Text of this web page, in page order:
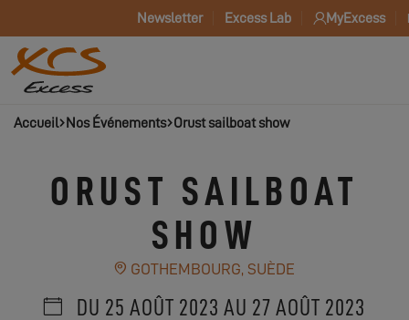
Newsletter Excess Lab MyExcess
Accueil Nos Événements Orust sailboat show
ORUST SAILBOAT
SHOW
GOTHEMBOURG, SUÈDE
DU 25 AOÛT 2023 AU 27 AOÛT 2023